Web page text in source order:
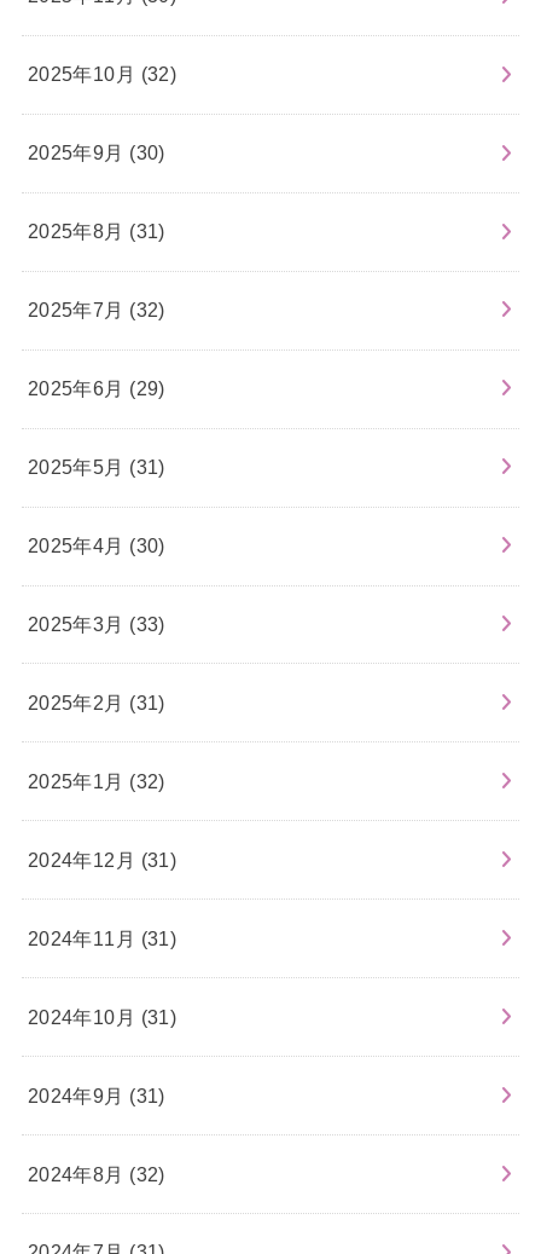
2025年10月 (32)
2025年9月 (30)
2025年8月 (31)
2025年7月 (32)
2025年6月 (29)
2025年5月 (31)
2025年4月 (30)
2025年3月 (33)
2025年2月 (31)
2025年1月 (32)
2024年12月 (31)
2024年11月 (31)
2024年10月 (31)
2024年9月 (31)
2024年8月 (32)